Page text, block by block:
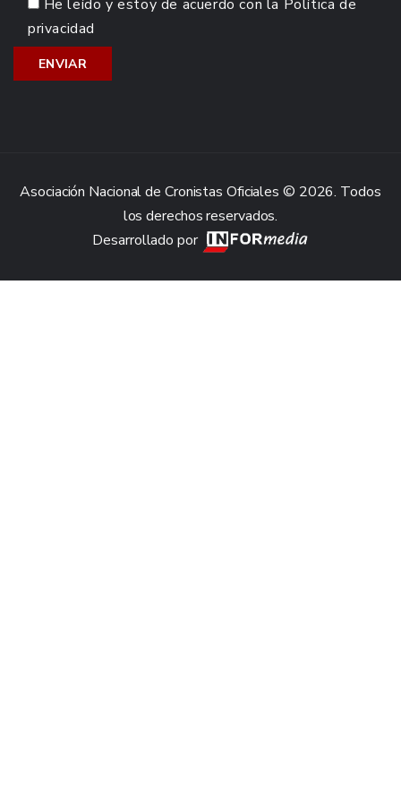
He leído y estoy de acuerdo con la Política de
privacidad
Asociación Nacional de Cronistas Oficiales © 2026. Todos
los derechos reservados.
Desarrollado por